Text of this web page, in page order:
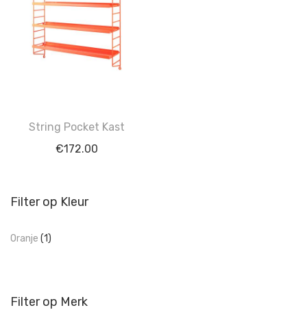
String Pocket Kast
€172.00
Filter op Kleur
Oranje (1)
Filter op Merk